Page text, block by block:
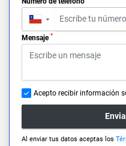
▼
Mensaje *
Acepto recibir información
Al enviar tus datos aceptas los